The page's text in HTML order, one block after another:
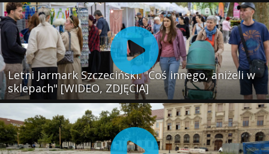
Letni Jarmark Szczeciński. "Coś innego, aniżeli w
sklepach" [WIDEO, ZDJĘCIA]